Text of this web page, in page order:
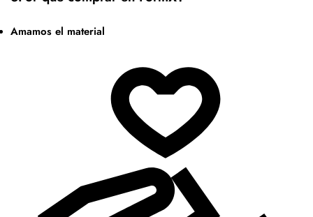
Amamos el material